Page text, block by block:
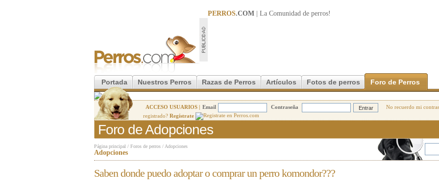
PERROS.COM | La Comunidad de perros!
Portada Nuestros Perros Razas de Perros Artículos Fotos de perros Foro de Perros
ACCESO USUARIOS | Email Contraseña No recuerdo mi
registrado? Regístrate
Foro de Adopciones
Página principal / Foros de perros / Adopciones
Adopciones
Saben donde puedo adoptar o comprar un perro komondor???